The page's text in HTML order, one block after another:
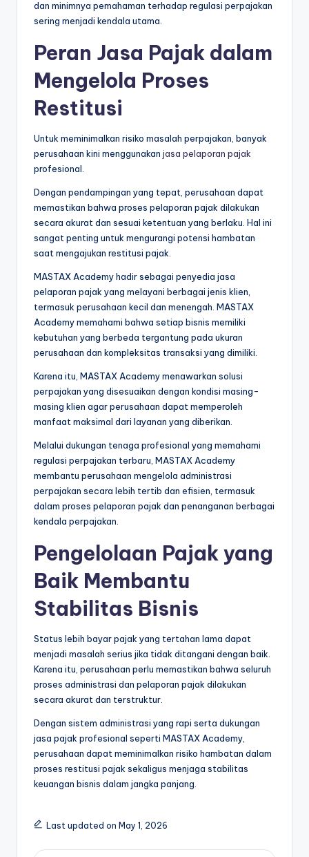
dan minimnya pemahaman terhadap regulasi perpajakan
sering menjadi kendala utama.
Peran Jasa Pajak dalam
Mengelola Proses
Restitusi
Untuk meminimalkan risiko masalah perpajakan, banyak
perusahaan kini menggunakan jasa pelaporan pajak
profesional.
Dengan pendampingan yang tepat, perusahaan dapat
memastikan bahwa proses pelaporan pajak dilakukan
secara akurat dan sesuai ketentuan yang berlaku. Hal ini
sangat penting untuk mengurangi potensi hambatan
saat mengajukan restitusi pajak.
MASTAX Academy hadir sebagai penyedia jasa
pelaporan pajak yang melayani berbagai jenis klien,
termasuk perusahaan kecil dan menengah. MASTAX
Academy memahami bahwa setiap bisnis memiliki
kebutuhan yang berbeda tergantung pada ukuran
perusahaan dan kompleksitas transaksi yang dimiliki.
Karena itu, MASTAX Academy menawarkan solusi
perpajakan yang disesuaikan dengan kondisi masing-
masing klien agar perusahaan dapat memperoleh
manfaat maksimal dari layanan yang diberikan.
Melalui dukungan tenaga profesional yang memahami
regulasi perpajakan terbaru, MASTAX Academy
membantu perusahaan mengelola administrasi
perpajakan secara lebih tertib dan efisien, termasuk
dalam proses pelaporan pajak dan penanganan berbagai
kendala perpajakan.
Pengelolaan Pajak yang
Baik Membantu
Stabilitas Bisnis
Status lebih bayar pajak yang tertahan lama dapat
menjadi masalah serius jika tidak ditangani dengan baik.
Karena itu, perusahaan perlu memastikan bahwa seluruh
proses administrasi dan pelaporan pajak dilakukan
secara akurat dan terstruktur.
Dengan sistem administrasi yang rapi serta dukungan
jasa pajak profesional seperti MASTAX Academy,
perusahaan dapat meminimalkan risiko hambatan dalam
proses restitusi pajak sekaligus menjaga stabilitas
keuangan bisnis dalam jangka panjang.
Last updated on May 1, 2026